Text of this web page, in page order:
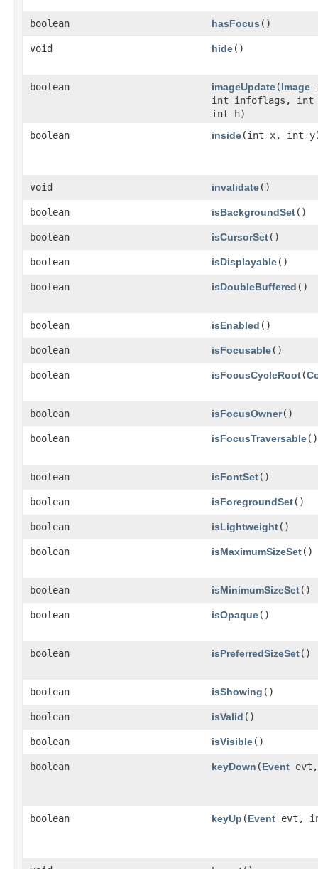
boolean hasFocus ()
void hide()
boolean imageUpdate​(Image
int infoflags,
int h)
boolean
inside​(int x, int
void invalidate()
boolean isBackgroundSet()
boolean isCursorSet()
boolean isDisplayable()
boolean isDoubleBuffered ()
boolean isEnabled ()
boolean isFocusable()
boolean isFocusCycleRoot​(
boolean isFocusOwner()
boolean isFocusTraversable()
boolean isFontSet()
boolean isForegroundSet()
boolean isLightweight()
boolean isMaximumSizeSet()
boolean isMinimumSizeSet()
boolean isOpaque()
boolean isPreferredSizeSet()
boolean isShowing ()
boolean isValid ()
boolean isVisible()
boolean keyDown ​(Event
boolean keyUp ​(Event evt,